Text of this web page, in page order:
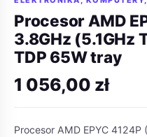
Procesor AMD
3.8GHz (5.1GHz
TDP 65W tray
1 056,00 zł
Procesor AMD EPYC